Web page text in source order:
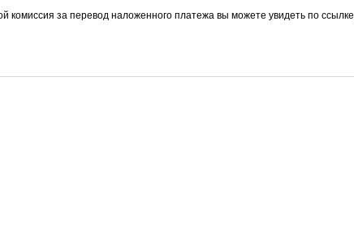
комиссия за перевод наложенного платежа вы можете увидеть по ссылке